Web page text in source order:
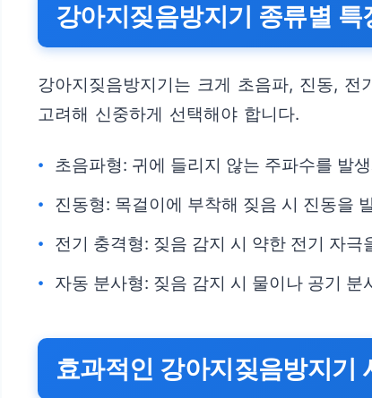
강아지짖음방지기 종류별 특
강아지짖음방지기는 크게 초음파, 진동,
고려해 신중하게 선택해야 합니다.
초음파형: 귀에 들리지 않는 주파수를 발
진동형: 목걸이에 부착해 짖음 시 진동을
전기 충격형: 짖음 감지 시 약한 전기 자
자동 분사형: 짖음 감지 시 물이나 공기
효과적인 강아지짖음방지기